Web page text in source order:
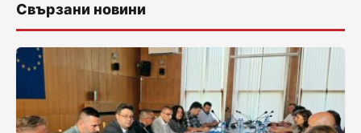
Свързани новини